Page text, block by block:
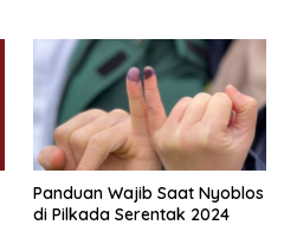
Panduan Wajib Saat Nyoblos
di Pilkada Serentak 2024